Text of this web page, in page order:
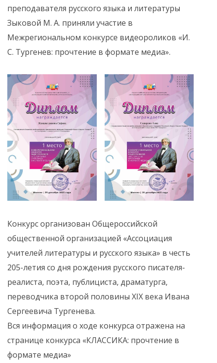
преподавателя русского языка и литературы
Зыковой М. А. приняли участие в
Межрегиональном конкурсе видеороликов «И.
С. Тургенев: прочтение в формате медиа».
Конкурс организован Общероссийской
общественной организацией «Ассоциация
учителей литературы и русского языка» в честь
205-летия со дня рождения русского писателя-
реалиста, поэта, публициста, драматурга,
переводчика второй половины XIX века Ивана
Сергеевича Тургенева.
Вся информация о ходе конкурса отражена на
странице конкурса «КЛАССИКА: прочтение в
формате медиа»